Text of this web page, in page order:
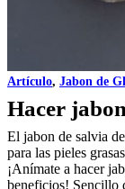
Artículo, Jabon de
Hacer
El jabon de salvia
para las pieles
¡Anímate a hacer
beneficios!